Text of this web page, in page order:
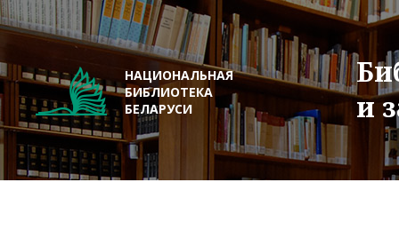
НАЦИОНАЛЬНАЯ
БИБЛИОТЕКА
БЕЛАРУСИ
и